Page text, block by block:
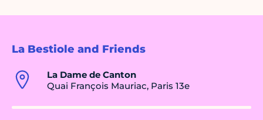
La Bestiole and Friends
La Dame de Canton
Quai François Mauriac, Paris 13e